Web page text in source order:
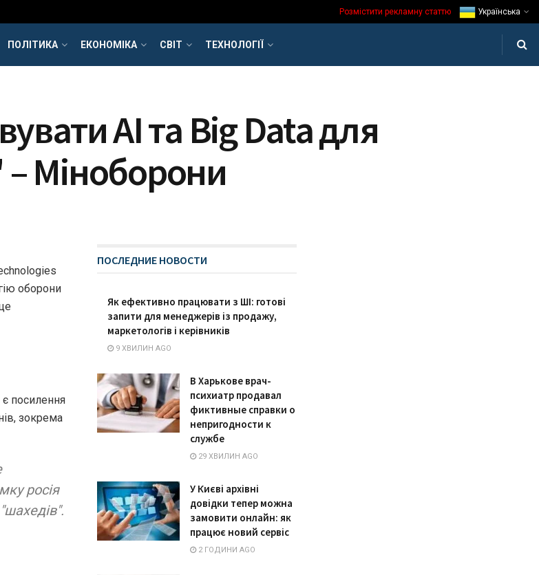
Розмістити рекламну статтю Українська
ПОЛІТИКА ЕКОНОМІКА СВІТ ТЕХНОЛОГІЇ
AI та Big Data для
Міноборони
оборони
посилення
зокрема
росія
ПОСЛЕДНИЕ НОВОСТИ
Як ефективно працювати з ШІ: готові
запити для менеджерів із продажу,
маркетологів і керівників
9 ХВИЛИН AGO
В Харькове врач-
психиатр продавал
фиктивные справки о
непригодности к
службе
29 ХВИЛИН AGO
У Києві архівні
довідки тепер можна
замовити онлайн: як
працює новий сервіс
2 ГОДИНИ AGO